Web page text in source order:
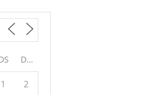
DG
1
2